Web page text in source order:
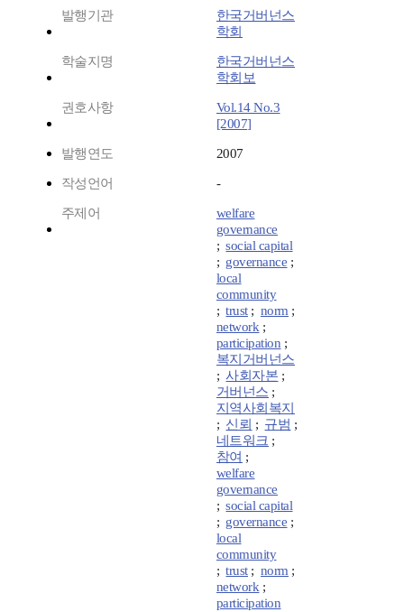
발행기관
한국거버넌스
학회
학술지명
한국거버넌스
학회보
권호사항
Vol.14 No.3
[2007]
발행연도 2007
작성언어 -
주제어
welfare
governance
;social capital
; governance ;
local
community
;trust ; norm ;
network;
participation ;
복지거버넌스
;사회자본 ;
거버넌스 ;
지역사회복지
; 신뢰 ; 규범 ;
네트워크 ;
참여 ;
welfare
governance
;social capital
; governance ;
local
community
;trust ; norm ;
network;
participation